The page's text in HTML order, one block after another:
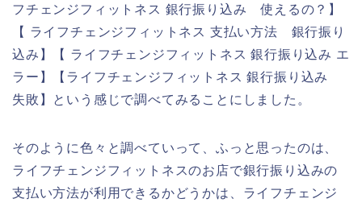
フチェンジフィットネス 銀行振り込み 使えるの？】
【 ライフチェンジフィットネス 支払い方法 銀行振り
込み】【 ライフチェンジフィットネス 銀行振り込み エ
ラー】【ライフチェンジフィットネス 銀行振り込み
失敗】という感じで調べてみることにしました。
そのように色々と調べていって、ふっと思ったのは、
ライフチェンジフィットネスのお店で銀行振り込みの
支払い方法が利用できるかどうかは、ライフチェンジ